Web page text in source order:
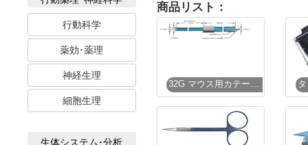
行動科学
薬効･薬理
神経生理
細胞生理
生体システム･分析
商品リスト：
32G マウス用カテーテルシステム